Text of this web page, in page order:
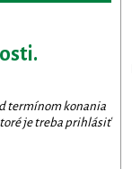
termínom konania
je treba prihlásiť